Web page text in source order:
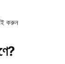
করুন